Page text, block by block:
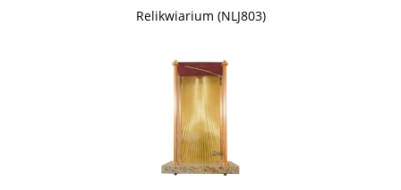
Relikwiarium (NLJ803)